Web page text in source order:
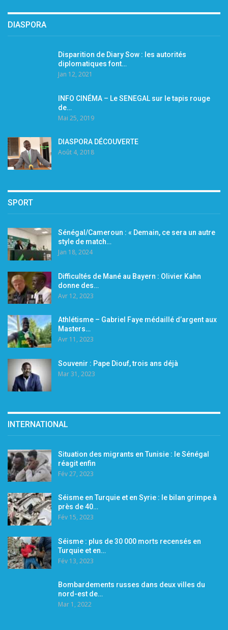
DIASPORA
Disparition de Diary Sow : les autorités
diplomatiques font…
Jan 12, 2021
INFO CINÉMA – Le SENEGAL sur le tapis rouge
de…
Mai 25, 2019
DIASPORA DÉCOUVERTE
Août 4, 2018
SPORT
Sénégal/Cameroun : « Demain, ce sera un autre
style de match…
Jan 18, 2024
Difficultés de Mané au Bayern : Olivier Kahn
donne des…
Avr 12, 2023
Athlétisme – Gabriel Faye médaillé d’argent aux
Masters…
Avr 11, 2023
Souvenir : Pape Diouf, trois ans déjà
Mar 31, 2023
INTERNATIONAL
Situation des migrants en Tunisie : le Sénégal
réagit enfin
Fév 27, 2023
Séisme en Turquie et en Syrie : le bilan grimpe à
près de 40…
Fév 15, 2023
Séisme : plus de 30 000 morts recensés en
Turquie et en…
Fév 13, 2023
Bombardements russes dans deux villes du
nord-est de…
Mar 1, 2022